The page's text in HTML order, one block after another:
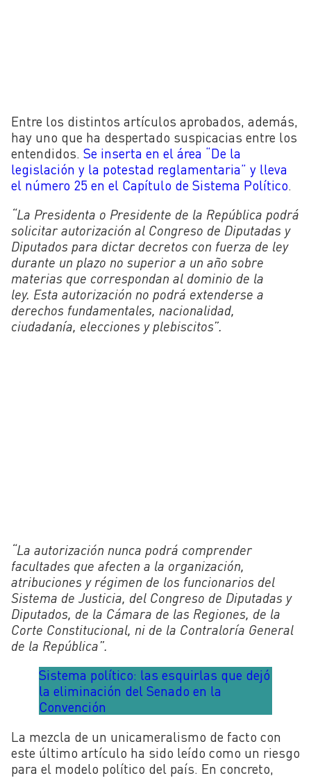
Entre los distintos artículos aprobados, además,
hay uno que ha despertado suspicacias entre los
entendidos. Se inserta en el área “De la
legislación y la potestad reglamentaria” y lleva
el número 25 en el Capítulo de Sistema Político.
“La Presidenta o Presidente de la República podrá
solicitar autorización al Congreso de Diputadas y
Diputados para dictar decretos con fuerza de ley
durante un plazo no superior a un año sobre
materias que correspondan al dominio de la
ley. Esta autorización no podrá extenderse a
derechos fundamentales, nacionalidad,
ciudadanía, elecciones y plebiscitos”.
“La autorización nunca podrá comprender
facultades que afecten a la organización,
atribuciones y régimen de los funcionarios del
Sistema de Justicia, del Congreso de Diputadas y
Diputados, de la Cámara de las Regiones, de la
Corte Constitucional, ni de la Contraloría General
de la República”.
Sistema político: las esquirlas que dejó
la eliminación del Senado en la
Convención
La mezcla de un unicameralismo de facto con
este último artículo ha sido leído como un riesgo
para el modelo político del país. En concreto,